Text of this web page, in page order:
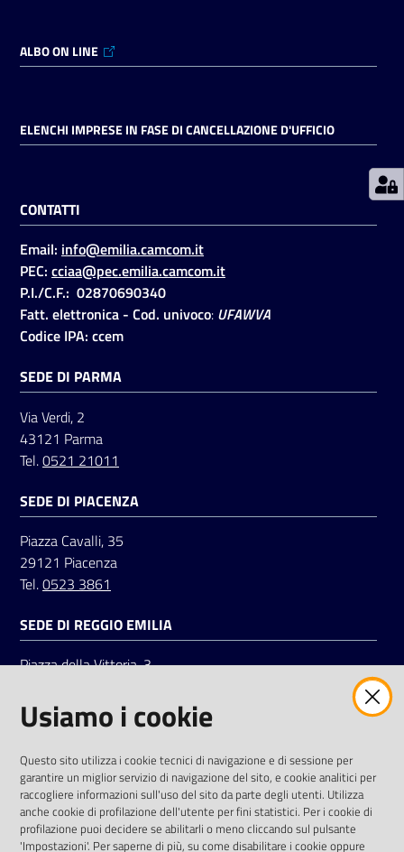
on line
Accedi
Registrati
Seguici
su
ALBO ON LINE
ELENCHI IMPRESE IN FASE DI CANCELLAZIONE D'UFFICIO
CONTATTI
Email: info@emilia.camcom.it
PEC: cciaa@pec.emilia.camcom.it
P.I./C.F.: 02870690340
Fatt. elettronica - Cod. univoco: UFAWVA
Codice IPA: ccem
SEDE DI PARMA
Via Verdi, 2
43121 Parma
Tel.0521 21011
SEDE DI PIACENZA
Piazza Cavalli, 35
29121 Piacenza
Tel.0523 3861
SEDE DI REGGIO EMILIA
Piazza della Vittoria, 3
Tel.0522 7961
LinkedinFacebookInstagram
Usiamo i cookie
Questo sito utilizza i cookie tecnici di navigazione e di sessione per
garantire un miglior servizio di navigazione del sito, e cookie analitici per
raccogliere informazioni sull'uso del sito da parte degli utenti. Utilizza
anche cookie di profilazione dell'utente per fini statistici. Per i cookie di
profilazione puoi decidere se abilitarli o meno cliccando sul pulsante
'Impostazioni'. Per saperne di più, su come disabilitare i cookie oppure